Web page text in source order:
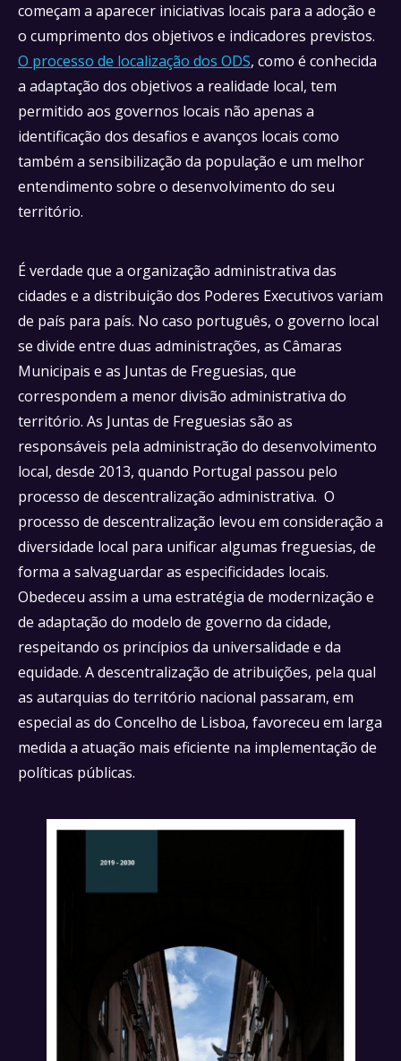
começam a aparecer iniciativas locais para a adoção e
o cumprimento dos objetivos e indicadores previstos.
O processo de localização dos ODS, como é conhecida
a adaptação dos objetivos a realidade local, tem
permitido aos governos locais não apenas a
identificação dos desafios e avanços locais como
também a sensibilização da população e um melhor
entendimento sobre o desenvolvimento do seu
território.
É verdade que a organização administrativa das
cidades e a distribuição dos Poderes Executivos variam
de país para país. No caso português, o governo local
se divide entre duas administrações, as Câmaras
Municipais e as Juntas de Freguesias, que
correspondem a menor divisão administrativa do
território. As Juntas de Freguesias são as
responsáveis pela administração do desenvolvimento
local, desde 2013, quando Portugal passou pelo
processo de descentralização administrativa. O
processo de descentralização levou em consideração a
diversidade local para unificar algumas freguesias, de
forma a salvaguardar as especificidades locais.
Obedeceu assim a uma estratégia de modernização e
de adaptação do modelo de governo da cidade,
respeitando os princípios da universalidade e da
equidade. A descentralização de atribuições, pela qual
as autarquias do território nacional passaram, em
especial as do Concelho de Lisboa, favoreceu em larga
medida a atuação mais eficiente na implementação de
políticas públicas.